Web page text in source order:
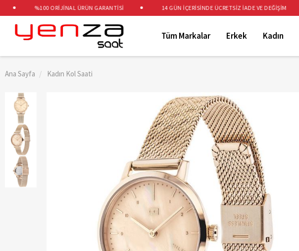
%100 ORİJİNAL ÜRÜN GARANTİSİ 14 GÜN İÇERİSİNDE ÜCRETSİZ İADE VE DEĞİŞİM
Tüm Markalar Erkek Kadın
Ana Sayfa Kadın Kol Saati